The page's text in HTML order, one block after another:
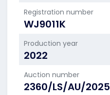
Registration number
WJ9011K
Production year
2022
Auction number
2360/LS/AU/2025